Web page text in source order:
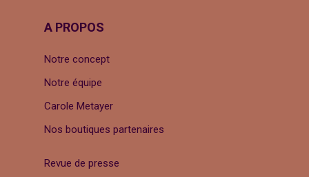
A PROPOS
Notre concept
Notre équipe
Carole Metayer
Nos boutiques partenaires
Revue de presse